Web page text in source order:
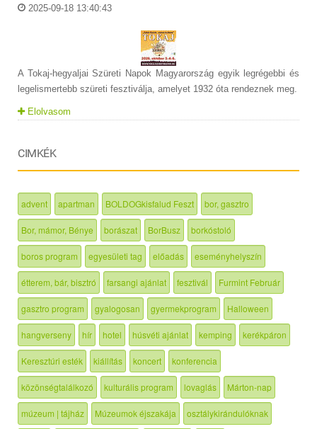
2025-09-18 13:40:43
A Tokaj-hegyaljai Szüreti Napok Magyarország egyik legrégebbi és
legelismertebb szüreti fesztiválja, amelyet 1932 óta rendeznek meg.
Elolvasom
CIMKÉK
advent apartman BOLDOGkisfalud Feszt bor, gasztro
Bor, mámor, Bénye borászat BorBusz borkóstoló
boros program egyesületi tag előadás eseményhelyszín
étterem, bár, bisztró farsangi ajánlat fesztivál Furmint Február
gasztro program gyalogosan gyermekprogram Halloween
hangverseny hír hotel húsvéti ajánlat kemping kerékpáron
Keresztúri esték kiállítás koncert konferencia
közönségtalálkozó kulturális program lovaglás Márton-nap
múzeum | tájház Múzeumok éjszakája osztálykirándulóknak